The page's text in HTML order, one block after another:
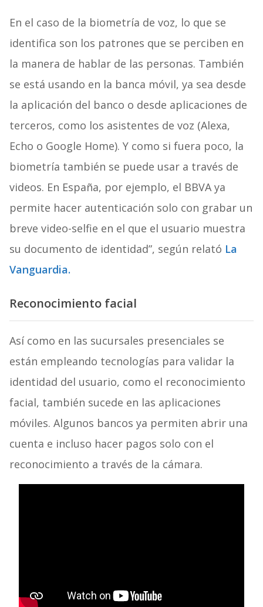
En el caso de la biometría de voz, lo que se
identifica son los patrones que se perciben en
la manera de hablar de las personas. También
se está usando en la banca móvil, ya sea desde
la aplicación del banco o desde aplicaciones de
terceros, como los asistentes de voz (Alexa,
Echo o Google Home). Y como si fuera poco, la
biometría también se puede usar a través de
videos. En España, por ejemplo, el BBVA ya
permite hacer autenticación solo con grabar un
breve video-selfie en el que el usuario muestra
su documento de identidad”, según relató La
Vanguardia.
Reconocimiento facial
Así como en las sucursales presenciales se
están empleando tecnologías para validar la
identidad del usuario, como el reconocimiento
facial, también sucede en las aplicaciones
móviles. Algunos bancos ya permiten abrir una
cuenta e incluso hacer pagos solo con el
reconocimiento a través de la cámara.